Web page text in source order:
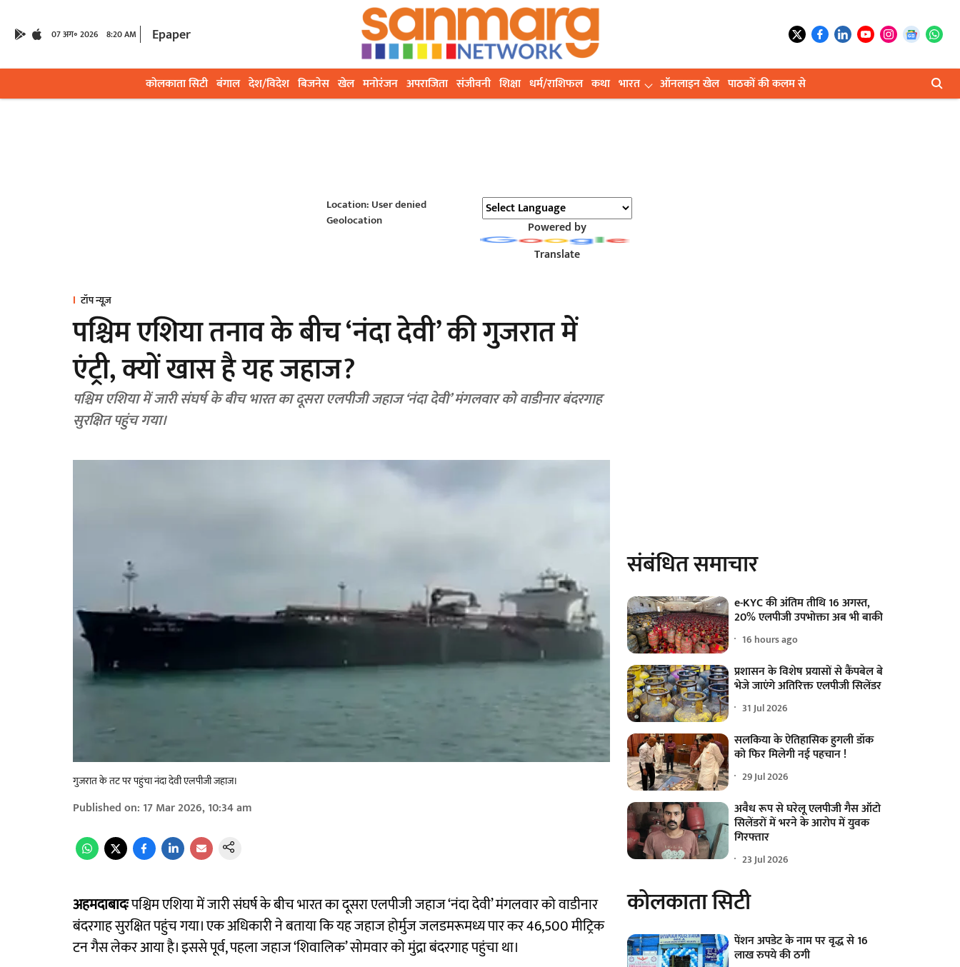
07 अग॰ 2026 8:20 AM Epaper
कोलकाता सिटी बंगाल देश/विदेश बिजनेस खेल मनोरंजन अपराजिता संजीवनी शिक्षा धर्म/राशिफल कथा भारत ऑनलाइन खेल पाठकों की कलम से
Location: User denied
Geolocation
Powered by
Translate
टॉप न्यूज़
पश्चिम एशिया तनाव के बीच ‘नंदा देवी’ की गुजरात में
एंट्री, क्यों खास है यह जहाज?
पश्चिम एशिया में जारी संघर्ष के बीच भारत का दूसरा एलपीजी जहाज ‘नंदा देवी’ मंगलवार को वाडीनार बंदरगाह
सुरक्षित पहुंच गया।
गुजरात के तट पर पहुंचा नंदा देवी एलपीजी जहाज।
Published on: 17 Mar 2026, 10:34 am
अहमदाबादःपश्चिम एशिया में जारी संघर्ष के बीच भारत का दूसरा एलपीजी जहाज ‘नंदा देवी’ मंगलवार को वाडीनार
बंदरगाह सुरक्षित पहुंच गया। एक अधिकारी ने बताया कि यह जहाज होर्मुज जलडमरूमध्य पार कर 46,500 मीट्रिक
टन गैस लेकर आया है। इससे पूर्व, पहला जहाज ‘शिवालिक’ सोमवार को मुंद्रा बंदरगाह पहुंचा था।
संबंधित समाचार
e-KYC की अंतिम तीथि 16 अगस्त,
20% एलपीजी उपभोक्ता अब भी बाकी
16 hours ago
प्रशासन के विशेष प्रयासों से कैंपबेल बे
भेजे जाएंगे अतिरिक्त एलपीजी सिलेंडर
31 Jul 2026
सलकिया के ऐतिहासिक हुगली डॉक
को फिर मिलेगी नई पहचान !
29 Jul 2026
अवैध रूप से घरेलू एलपीजी गैस ऑटो
सिलेंडरों में भरने के आरोप में युवक
गिरफ्तार
23 Jul 2026
कोलकाता सिटी
पेंशन अपडेट के नाम पर वृद्ध से 16
लाख रुपये की ठगी